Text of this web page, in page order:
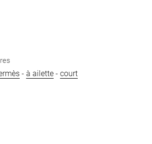
-à ailette -court